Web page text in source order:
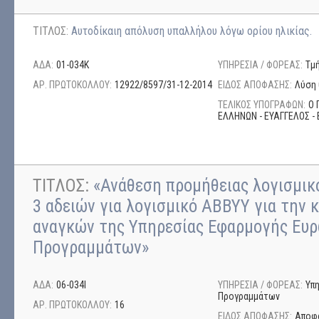
ΤΙΤΛΟΣ: Αυτοδίκαιη απόλυση υπαλλήλου λόγω ορίου ηλικίας.
ΑΔΑ: 01-034Κ
ΑΡ. ΠΡΩΤΟΚΟΛΛΟΥ: 12922/8597/31-12-2014
ΥΠΗΡΕΣΙΑ / ΦΟΡΕΑΣ:
ΕΙΔΟΣ ΑΠΟΦΑΣΗΣ: Λύση
ΤΕΛΙΚΟΣ ΥΠΟΓΡΑΦΩΝ: Ο
ΕΛΛΗΝΩΝ - ΕΥΑΓΓΕΛΟΣ -
ΤΙΤΛΟΣ: «Ανάθεση προμήθειας
3 αδειών για λογισμικό ΑΒΒΥΥ για την
αναγκών της Υπηρεσίας Εφαρμογής
Προγραμμάτων»
ΑΔΑ: 06-034Ι
ΑΡ. ΠΡΩΤΟΚΟΛΛΟΥ: 16
ΥΠΗΡΕΣΙΑ / ΦΟΡΕΑΣ:
Προγραμμάτων
ΕΙΔΟΣ ΑΠΟΦΑΣΗΣ: